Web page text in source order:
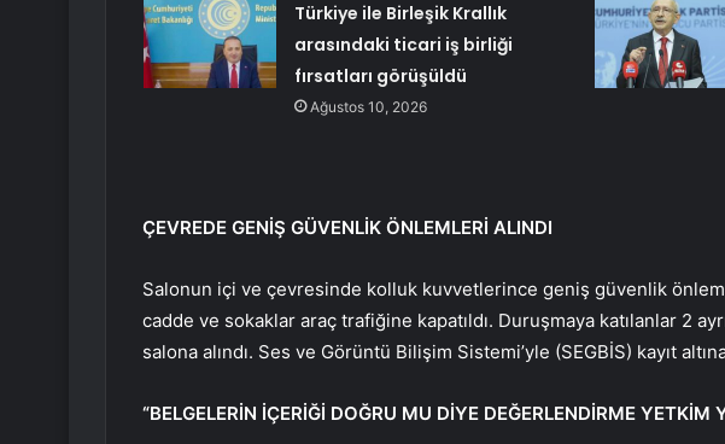
Türkiye ile Birleşik Krallık
arasındaki ticari iş birliği
fırsatları görüşüldü
Ağustos 10, 2026
ÇEVREDE GENİŞ GÜVENLİK ÖNLEMLERİ ALINDI
Salonun içi ve çevresinde kolluk kuvvetlerince geniş güvenlik önlemi
cadde ve sokaklar araç trafiğine kapatıldı. Duruşmaya katılanlar 2
salona alındı. Ses ve Görüntü Bilişim Sistemi’yle (SEGBİS) kayıt
“BELGELERİN İÇERİĞİ DOĞRU MU DİYE DEĞERLENDİRME YETKİM